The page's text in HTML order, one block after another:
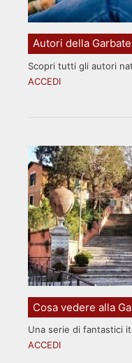
Autori della
Scopri tutti gli autori
ACCEDI
Cosa vedere alla
Una serie di fantastici
ACCEDI